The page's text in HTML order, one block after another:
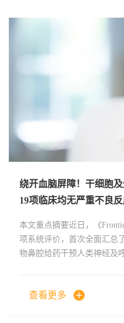
2年随访结果公布：脐
患者视力停止衰退
本文重点摘要近日发表于
临床随访研究，探索了脐
（RP）的可行性与疗效
查看更多
《厦门经济特区细
施！
4月23日《厦门经济
定》)经厦门市十六届
规定将于6月1日起正
查看更多